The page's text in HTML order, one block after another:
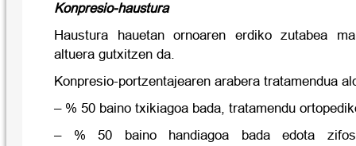
Konpresio-haustura
Haustura hauetan ornoaren erdiko zutabea
altuera gutxitzen da.
Konpresio-portzentajearen arabera tratamendua
– % 50 baino txikiagoa bada, tratamendu
– % 50 baino handiagoa bada edota